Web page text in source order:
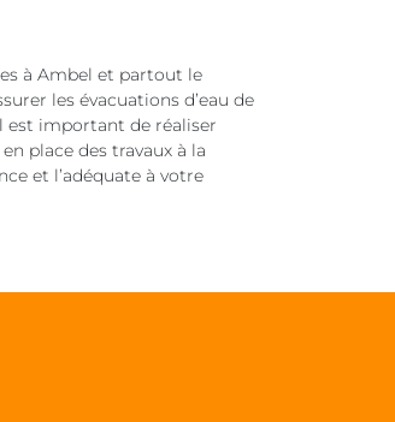
à Ambel et partout le
les évacuations d’eau de
est important de réaliser
place des travaux à la
et l’adéquate à votre